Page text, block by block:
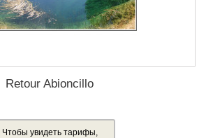
Retour Abioncillo
Чтобы увидеть тарифы,